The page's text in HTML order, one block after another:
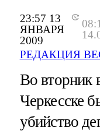
23:57 13
ЯНВАРЯ
2009
РЕДАКЦИЯ
Во вторник
Черкесске
убийство